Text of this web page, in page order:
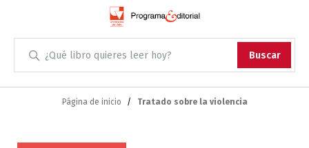
Buscar
Administración
Antropología
Skip
Página de inicio Tratado sobre la violencia